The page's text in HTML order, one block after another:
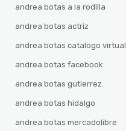
andrea botas a la rodilla
andrea botas actriz
andrea botas catalogo virtual
andrea botas facebook
andrea botas gutierrez
andrea botas hidalgo
andrea botas mercadolibre